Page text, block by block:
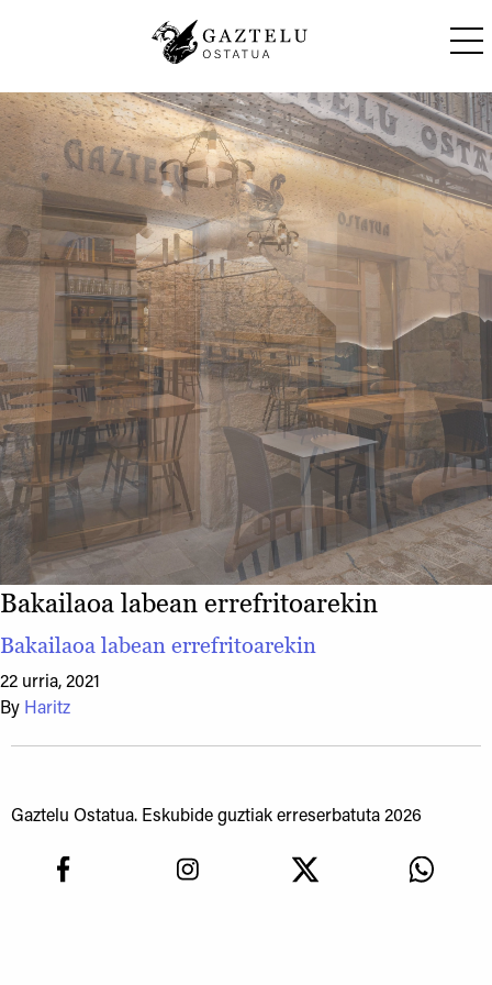
Bakailaoa labean errefritoarekin
Bakailaoa labean errefritoarekin
22 urria, 2021
By Haritz
Gaztelu Ostatua. Eskubide guztiak erreserbatuta 2026